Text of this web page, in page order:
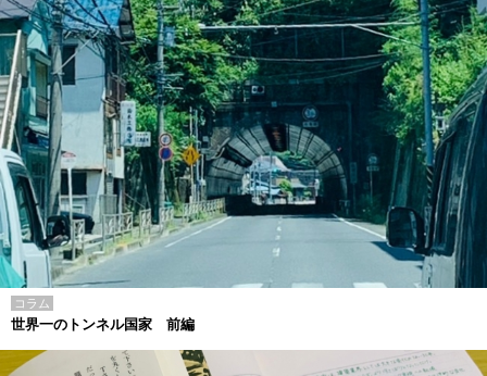
コラム
世界一のトンネル国家 前編